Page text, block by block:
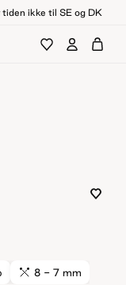
ikke til SE og DK
8 - 7 mm